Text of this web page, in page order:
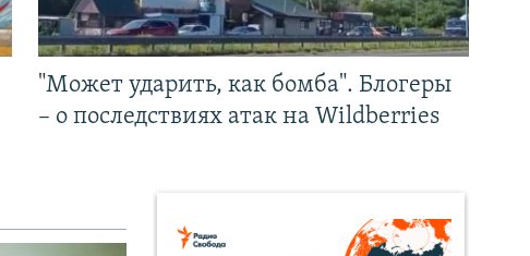
"Может ударить, как бомба". Блогеры
– о последствиях атак на Wildberries